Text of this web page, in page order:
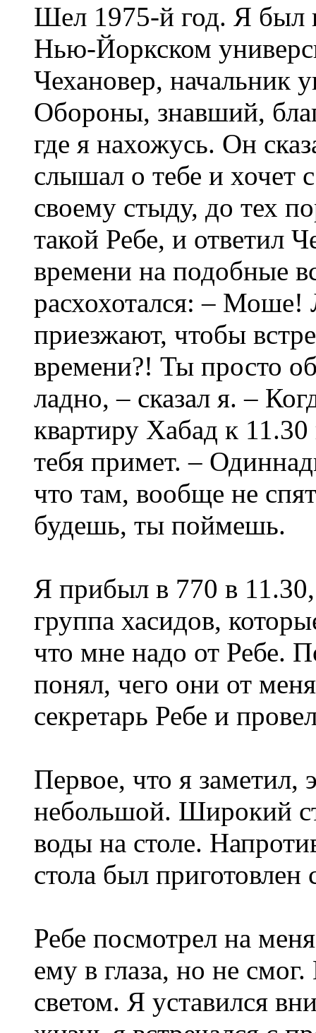
Шел 1975-й год. Я был
Нью-Йоркском
Чехановер, начальник
Обороны, знавший,
где я нахожусь. Он
слышал о тебе и хочет
своему стыду, до тех
такой Ребе, и ответил
времени на подобные
расхохотался: – Моше!
приезжают, чтобы
времени?! Ты просто
ладно, – сказал я. –
квартиру Хабад к
тебя примет. –
что там, вообще не
будешь, ты поймешь.
Я прибыл в 770 в
группа хасидов,
что мне надо от Ребе.
понял, чего они от
секретарь Ребе и
Первое, что я заметил,
небольшой. Широкий
воды на столе.
стола был приготовлен
Ребе посмотрел на
ему в глаза, но не
светом. Я уставился